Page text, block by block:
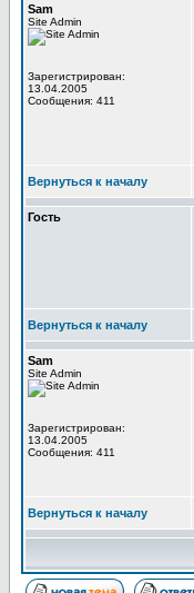
Sam
Site Admin
Зарегистрирован:
13.04.2005
Сообщения: 411
Вернуться к началу
Гость
Вернуться к началу
Sam
Site Admin
Зарегистрирован:
13.04.2005
Сообщения: 411
Вернуться к началу